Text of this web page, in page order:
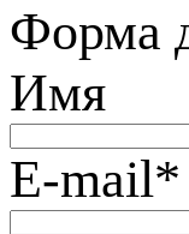
Форма
Имя
E-mail*